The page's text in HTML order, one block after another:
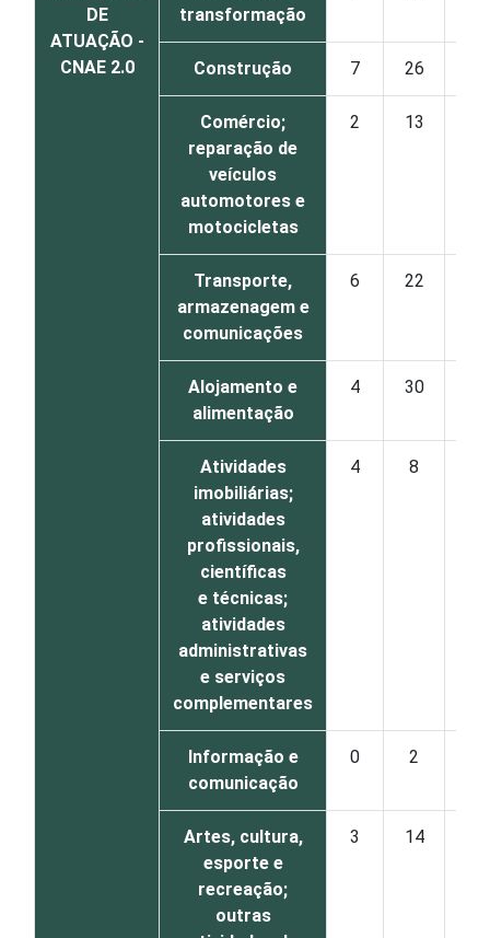
DE
ATUAÇÃO -
CNAE 2.0
transformação
Construção 7 26
Comércio;
reparação de
veículos
automotores e
motocicletas
2 13
Transporte,
armazenagem e
comunicações
6 22
Alojamento e
alimentação
4 30
Atividades
imobiliárias;
atividades
profissionais,
científicas
e técnicas;
atividades
administrativas
e serviços
complementares
4 8
Informação e
comunicação
0 2
Artes, cultura,
esporte e
recreação;
outras
3 14